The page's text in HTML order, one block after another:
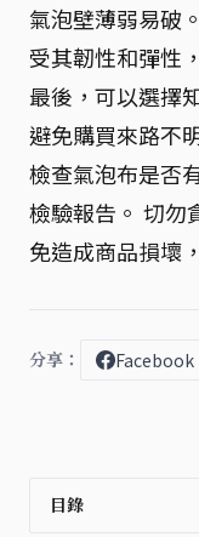
氣泡壁薄弱易破
受其韌性和彈性
最後，可以選擇
避免購買來路不
檢查氣泡布是否
檢驗報告。 切勿
免造成商品損壞
分享： Facebook
目錄